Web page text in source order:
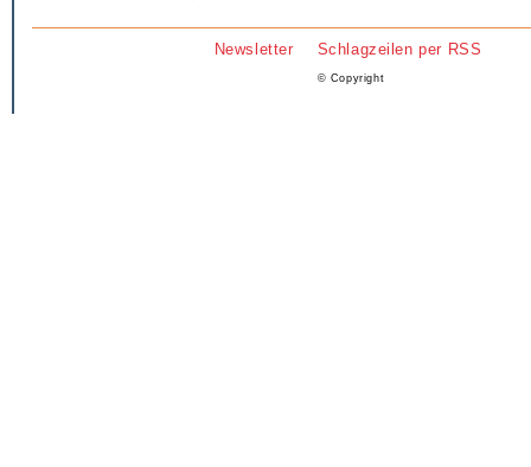
Newsletter Schlagzeilen per RSS
© Copyright